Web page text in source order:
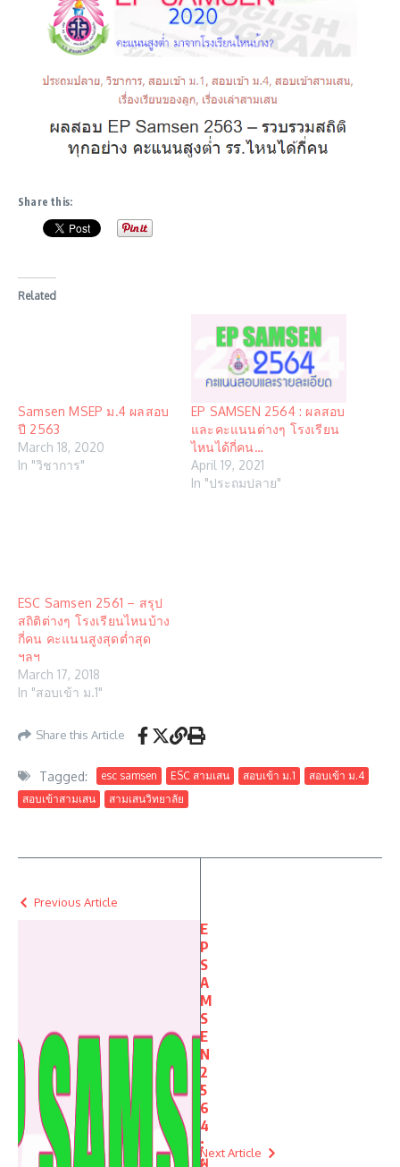
Share this:
Related
Samsen MSEP ม.4 ผลสอบ
ปี 2563
March 18, 2020
In "วิชาการ"
EP SAMSEN 2564 : ผลสอบ
และคะแนนต่างๆ โรงเรียน
ไหนได้กี่คน…
April 19, 2021
In "ประถมปลาย"
ESC Samsen 2561 – สรุป
สถิติต่างๆ โรงเรียนไหนบ้าง
กี่คน คะแนนสูงสุดต่ำสุด
ฯลฯ
March 17, 2018
In "สอบเข้า ม.1"
Share this Article
Tagged: esc samsen ESC สามเสน สอบเข้า ม.1
สอบเข้า ม.4
สอบเข้าสามเสน
สามเสนวิทยาลัย
Previous Article
E
P
S
A
M
S
E
N
2
5
6
4
:
ผ
Next Article